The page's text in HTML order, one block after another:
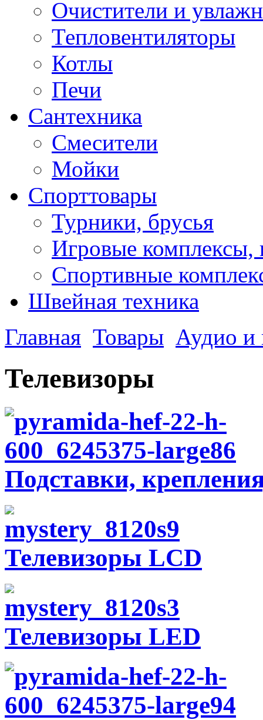
Очистители и
Тепловентиляторы
Котлы
Печи
Сантехника
Смесители
Мойки
Спорттовары
Турники, брусья
Игровые комплексы,
Спортивные
Швейная техника
Главная Товары Аудио и
Телевизоры
Подставки,
Телевизоры LCD
Телевизоры LED